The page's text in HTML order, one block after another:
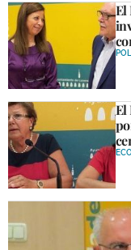
OPINIÓN
VENTANA
CÓRDOBA
PROVINCIA
SUBBÉTICA HOY
SALUD
OBRAS
El
El